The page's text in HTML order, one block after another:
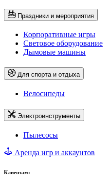
Праздники и мероприятия
Корпоративные игры
Световое оборудование
Дымовые машины
Для спорта и отдыха
Велосипеды
Электроинструменты
Пылесосы
Аренда игр и аккаунтов
Клиентам: